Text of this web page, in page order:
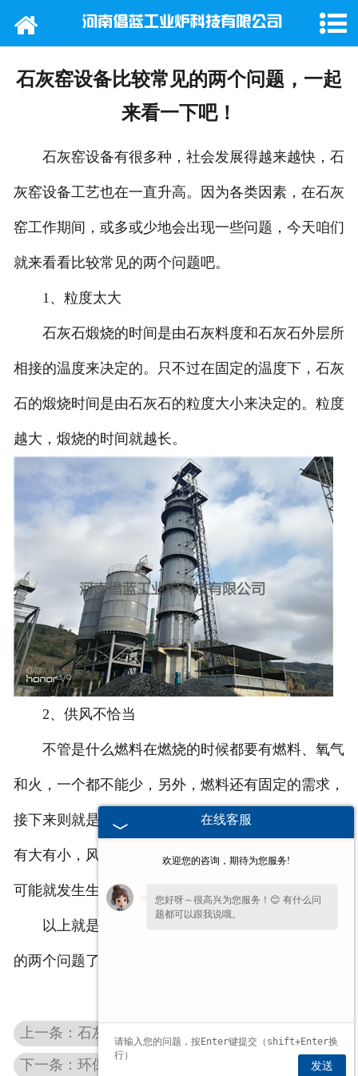
网站首页
新闻动态
行业新闻
联系我们
石灰窑设备比较常见的两个问题，一起
来看一下吧！
石灰窑设备有很多种，社会发展得越来越快，石
灰窑设备工艺也在一直升高。因为各类因素，在石灰
窑工作期间，或多或少地会出现一些问题，今天咱们
就来看看比较常见的两个问题吧。
1、粒度太大
石灰石煅烧的时间是由石灰料度和石灰石外层所
相接的温度来决定的。只不过在固定的温度下，石灰
石的煅烧时间是由石灰石的粒度大小来决定的。粒度
越大，煅烧的时间就越长。
2、供风不恰当
不管是什么燃料在燃烧的时候都要有燃料、氧气
和火，一个都不能少，另外，燃料还有固定的需求，
接下来则就是供风恰当与否了，在窑里的断面上风量
有大有小，风大的区域会很快烧好，但是风小的区域
可能就发生生烧现象。
以上就是今天和大家分享的石灰窑设备比较常见
的两个问题了，大家可以看看了解一下。
上一条：石灰窑设备的出灰部件
下一条：环保石灰窑为环境保护出力
在线客服
欢迎您的咨询，期待为您服务!
您好呀～很高兴为您服务！😊 有什么问
题都可以跟我说哦。
发送